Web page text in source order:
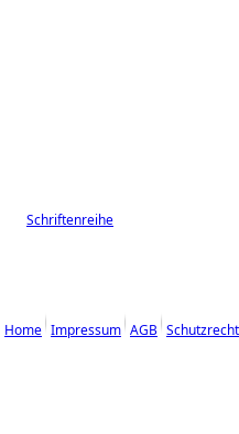
Schriftenreihe
Home Impressum AGB